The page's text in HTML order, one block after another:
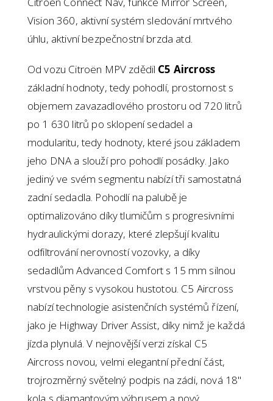
Vision 360, aktivní systém sledování mrtvého
úhlu, aktivní bezpečnostní brzda atd.
Od vozu Citroën MPV zdědil C5 Aircross
základní hodnoty, tedy pohodlí, prostornost s
objemem zavazadlového prostoru od 720 litrů
po 1 630 litrů po sklopení sedadel a
modularitu, tedy hodnoty, které jsou základem
jeho DNA a slouží pro pohodlí posádky. Jako
jediný ve svém segmentu nabízí tři samostatná
zadní sedadla. Pohodlí na palubě je
optimalizováno díky tlumičům s progresivními
hydraulickými dorazy, které zlepšují kvalitu
odfiltrování nerovností vozovky, a díky
sedadlům Advanced Comfort s 15 mm silnou
vrstvou pěny s vysokou hustotou. C5 Aircross
nabízí technologie asistenčních systémů řízení,
jako je Highway Driver Assist, díky nimž je každá
jízda plynulá. V nejnovější verzi získal C5
Aircross novou, velmi elegantní přední část,
trojrozměrný světelný podpis na zádi, nová 18"